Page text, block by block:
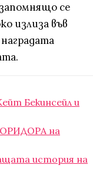
се
излиза във
Бекинсейл и
на
история на